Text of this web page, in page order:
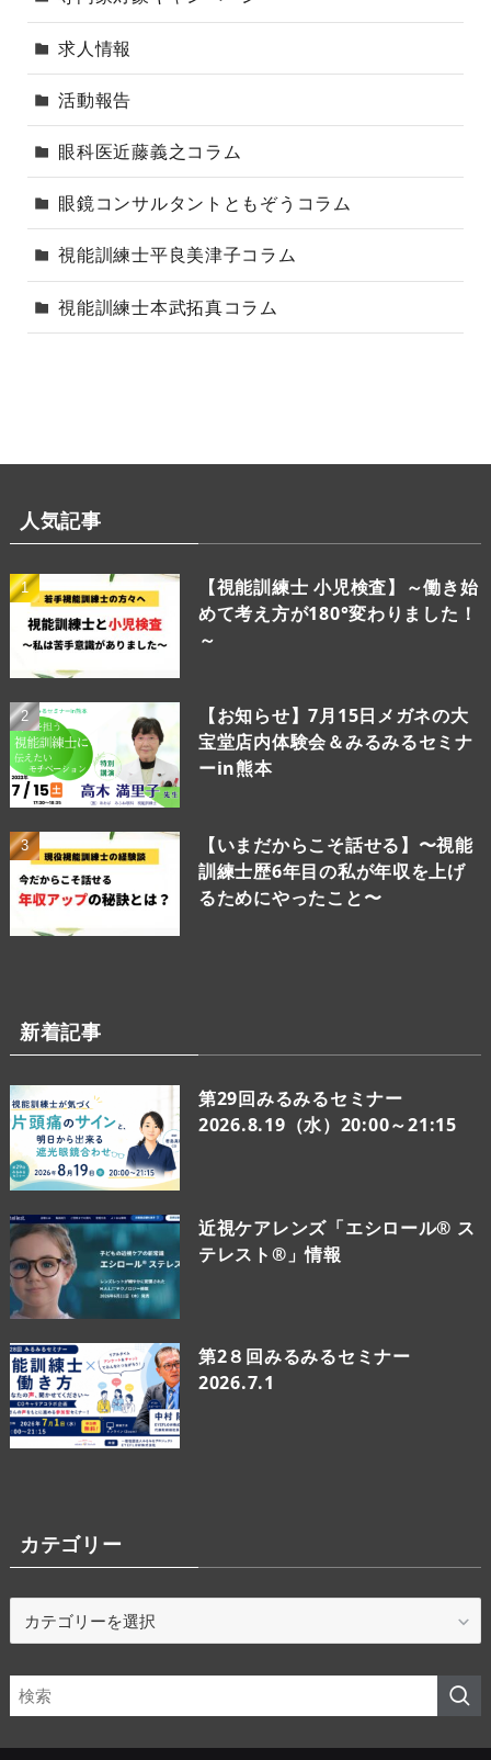
求人情報
活動報告
眼科医近藤義之コラム
眼鏡コンサルタントともぞうコラム
視能訓練士平良美津子コラム
視能訓練士本武拓真コラム
人気記事
【視能訓練士 小児検査】～働き始
めて考え方が180°変わりました！
～
【お知らせ】7月15日メガネの大
宝堂店内体験会＆みるみるセミナ
ーin熊本
【いまだからこそ話せる】〜視能
訓練士歴6年目の私が年収を上げ
るためにやったこと〜
新着記事
第29回みるみるセミナー
2026.8.19（水）20:00～21:15
近視ケアレンズ「エシロール® ス
テレスト®」情報
第2８回みるみるセミナー
2026.7.1
カテゴリー
カ
テ
リ
ー